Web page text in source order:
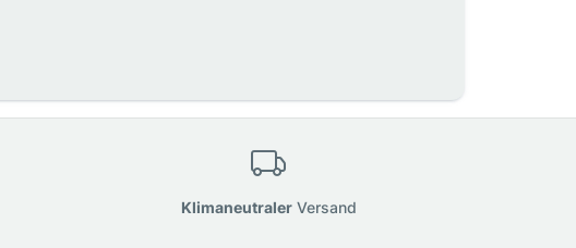
KlimaneutralerVersand